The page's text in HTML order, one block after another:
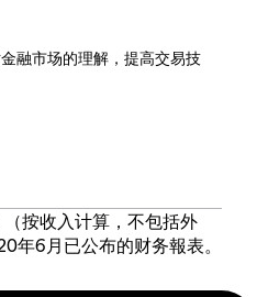
融市场的理解，提高交易技
按收入计算，不包括外
年6月已公布的财务報表。